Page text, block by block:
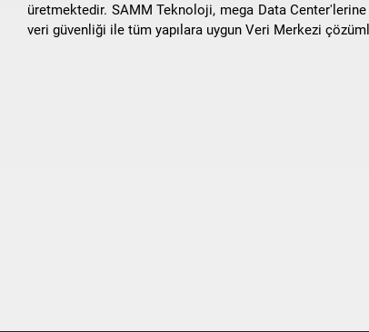
üretmektedir. SAMM Teknoloji, mega Data
veri güvenliği ile tüm yapılara uygun Veri Merkezi